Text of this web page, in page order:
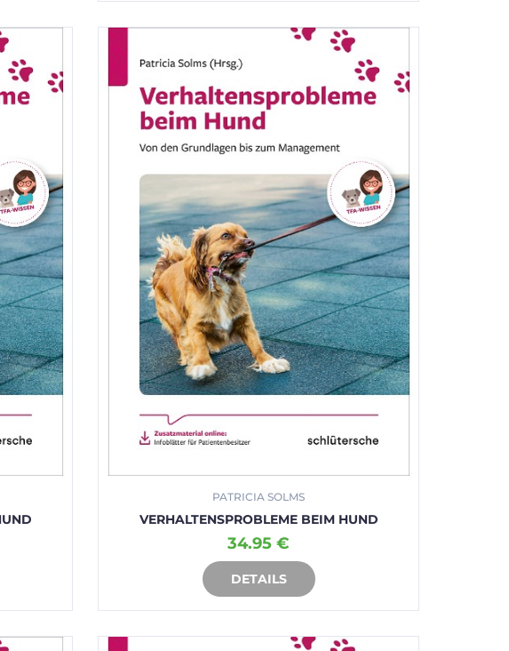
PATRICIA SOLMS
VERHALTENSPROBLEME BEIM HUND
34.95 €
DETAILS
IN DEN WARENKORB